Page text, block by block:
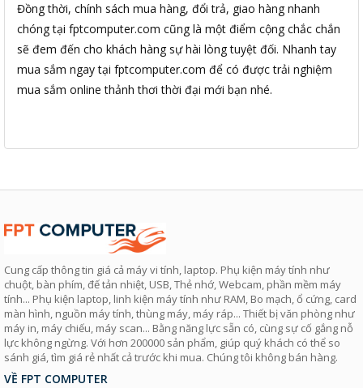
Đồng thời, chính sách mua hàng, đổi trả, giao hàng nhanh
chóng tại fptcomputer.com cũng là một điểm cộng chắc chắn
sẽ đem đến cho khách hàng sự hài lòng tuyệt đối. Nhanh tay
mua sắm ngay tại fptcomputer.com để có được trải nghiệm
mua sắm online thảnh thơi thời đại mới bạn nhé.
Cung cấp thông tin giá cả máy vi tính, laptop. Phụ kiện máy tính như
chuột, bàn phím, đế tản nhiệt, USB, Thẻ nhớ, Webcam, phần mềm máy
tính... Phụ kiện laptop, linh kiện máy tính như RAM, Bo mạch, ổ cứng, card
màn hình, nguồn máy tính, thùng máy, máy ráp... Thiết bị văn phòng như
máy in, máy chiếu, máy scan... Bằng năng lực sẵn có, cùng sự cố gắng nỗ
lực không ngừng. Với hơn 200000 sản phẩm, giúp quý khách có thể so
sánh giá, tìm giá rẻ nhất cả trước khi mua. Chúng tôi không bán hàng.
VỀ FPT COMPUTER